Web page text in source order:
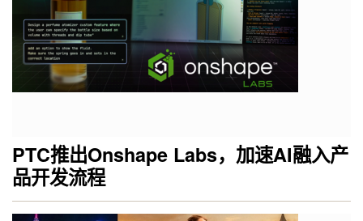
PTC推出Onshape Labs，加速AI融入产
品开发流程